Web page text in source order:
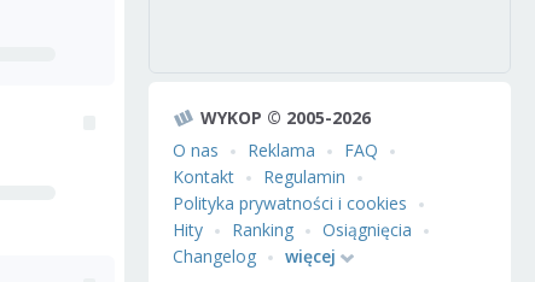
WYKOP © 2005-2026
O nas
Reklama
FAQ
Kontakt
Regulamin
Polityka prywatności i cookies
Hity
Ranking
Osiągnięcia
Changelog
więcej